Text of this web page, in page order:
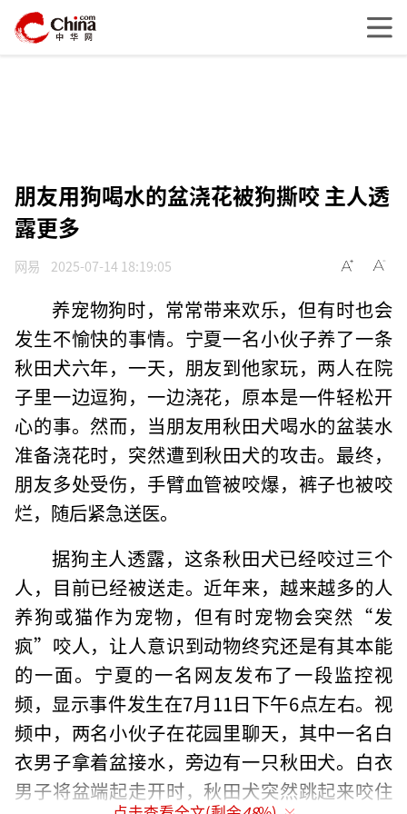
朋友用狗喝水的盆浇花被狗撕咬 主人透
露更多
网易 2025-07-14 18:19:05
养宠物狗时，常常带来欢乐，但有时也会
发生不愉快的事情。宁夏一名小伙子养了一条
秋田犬六年，一天，朋友到他家玩，两人在院
子里一边逗狗，一边浇花，原本是一件轻松开
心的事。然而，当朋友用秋田犬喝水的盆装水
准备浇花时，突然遭到秋田犬的攻击。最终，
朋友多处受伤，手臂血管被咬爆，裤子也被咬
烂，随后紧急送医。
据狗主人透露，这条秋田犬已经咬过三个
人，目前已经被送走。近年来，越来越多的人
养狗或猫作为宠物，但有时宠物会突然“发
疯”咬人，让人意识到动物终究还是有其本能
的一面。宁夏的一名网友发布了一段监控视
频，显示事件发生在7月11日下午6点左右。视
频中，两名小伙子在花园里聊天，其中一名白
衣男子拿着盆接水，旁边有一只秋田犬。白衣
男子将盆端起走开时，秋田犬突然跳起来咬住